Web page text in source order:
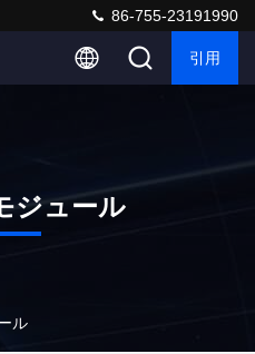
86-755-23191990
引用
ジュール
ル